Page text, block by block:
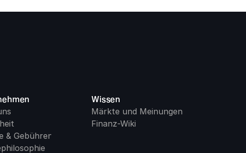
& Gebühren
Wissen
Märkte und Meinungen
Finanz-Wiki